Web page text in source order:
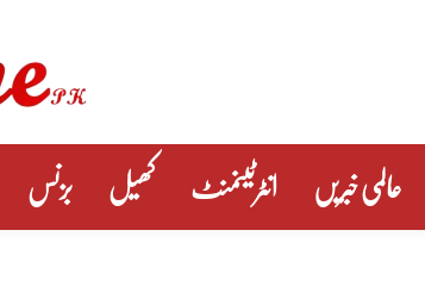
عالمی خبریں انٹرٹینمنٹ کھیل بزنس